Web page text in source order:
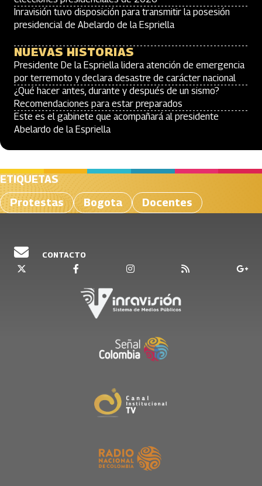
Inravisión tuvo disposición para transmitir la posesión
presidencial de Abelardo de la Espriella
NUEVAS HISTORIAS
Presidente De la Espriella lidera atención de emergencia
por terremoto y declara desastre de carácter nacional
¿Qué hacer antes, durante y después de un sismo?
Recomendaciones para estar preparados
Este es el gabinete que acompañará al presidente
Abelardo de la Espriella
ETIQUETAS
Protestas
Bogota Docentes
CONTACTO